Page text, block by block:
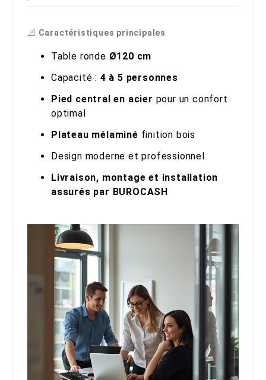
📐 Caractéristiques principales
Table ronde Ø120 cm
Capacité : 4 à 5 personnes
Pied central en acier pour un confort
optimal
Plateau mélaminé finition bois
Design moderne et professionnel
Livraison, montage et installation
assurés par BUROCASH